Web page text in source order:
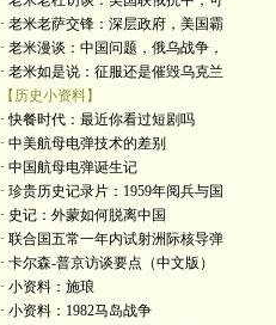
· 老米老萨交锋：深层政府，美国霸
· 老米漫谈：中国问题，俄乌战争，
· 老米如是说：征服还是催毁乌克兰
【历史小资料】
· 快餐时代：最近你看过短剧吗
· 中美航母电弹技术的差别
· 中国航母电弹诞生记
· 珍贵历史记录片：1959年阅兵与国
· 史记：外蒙如何脱离中国
· 联合国五常一年内试射洲际核导弹
· 卡尔森-普京访谈要点（中文版）
· 小资料：施琅
· 小资料：1982马岛战争